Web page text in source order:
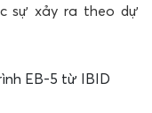
sự xảy ra theo dự